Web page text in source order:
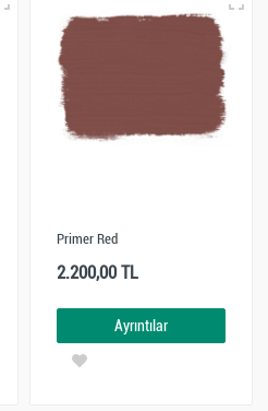
Primer Red
2.200,00 TL
Ayrıntılar